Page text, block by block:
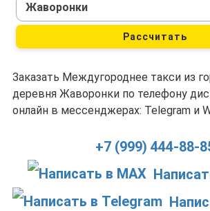
Жаворонки
Рассчитать
Заказать Междугороднее такси из
деревня Жаворонки по телефону
онлайн в мессенджерах: Telegram и
+7 (999) 444-88-